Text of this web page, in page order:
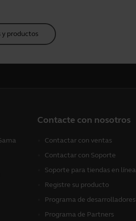
y productos
Contacte con nosotros
Contactar con ventas
Contactar con Soporte
Soporte para tiendas en línea
Registre su producto
Programa de desarrolladores
Programa de Partners